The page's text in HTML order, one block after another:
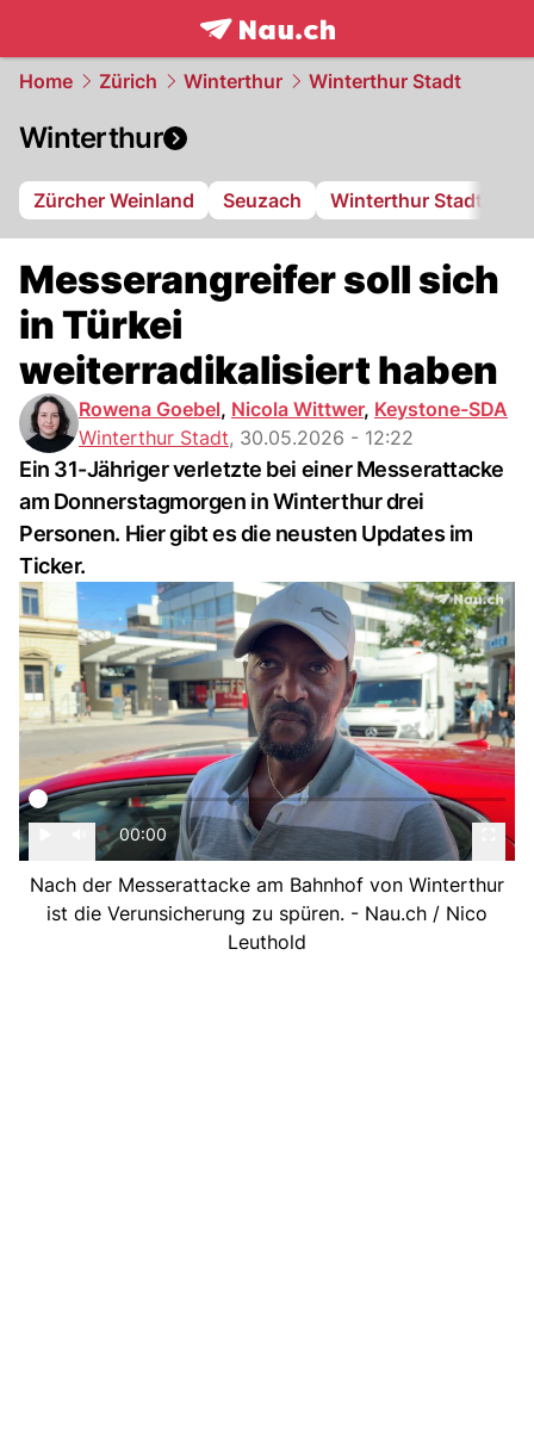
frontpage.NAU.ch
Home Zürich Winterthur Winterthur Stadt
Winterthur
Zürcher Weinland Seuzach Winterthur Stadt
Messerangreifer soll sich
in Türkei
weiterradikalisiert haben
Rowena Goebel, Nicola Wittwer, Keystone-SDA
Winterthur Stadt, 30.05.2026 - 12:22
Ein 31-Jähriger verletzte bei einer Messerattacke
am Donnerstagmorgen in Winterthur drei
Personen. Hier gibt es die neusten Updates im
Ticker.
00:00
Nach der Messerattacke am Bahnhof von Winterthur
ist die Verunsicherung zu spüren. - Nau.ch / Nico
Leuthold